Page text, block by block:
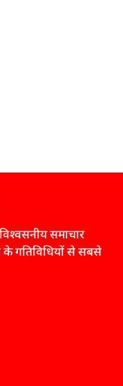
समाचार
के गतिविधियों से सबसे